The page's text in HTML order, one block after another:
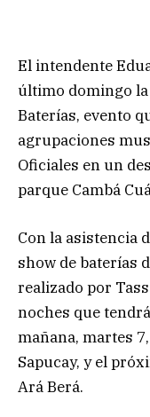
El intendente
último domingo
Baterías, evento
agrupaciones
Oficiales en un
parque Cambá
Con la asistencia
show de baterías
realizado por
noches que
mañana, martes
Sapucay, y el
Ará Berá.